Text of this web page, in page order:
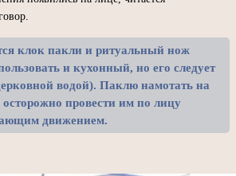
клок пакли и ритуальный нож
и кухонный, но его следует
водой). Паклю намотать на
осторожно провести им по лицу
движением.